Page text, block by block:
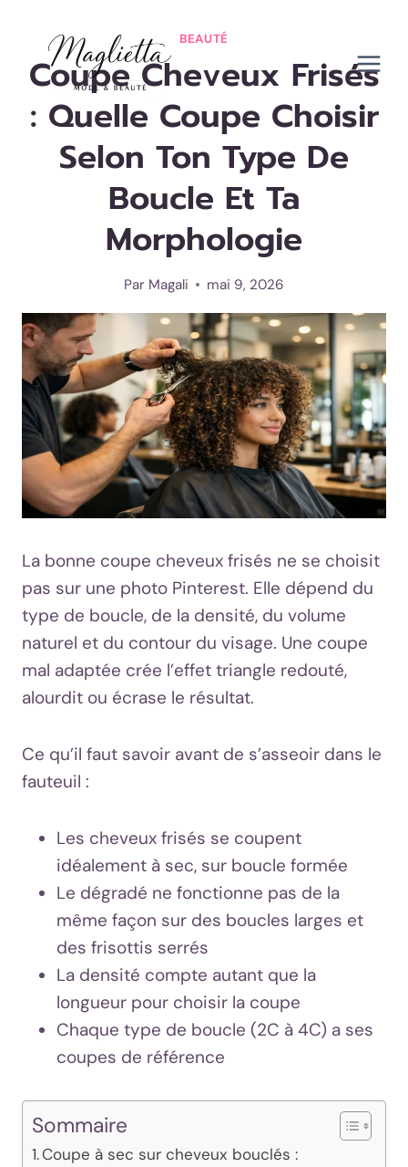
contenu
BEAUTÉ
Coupe Cheveux Frisés
: Quelle Coupe Choisir
Selon Ton Type De
Boucle Et Ta
Morphologie
Par Magali mai 9, 2026
La bonne coupe cheveux frisés ne se choisit
pas sur une photo Pinterest. Elle dépend du
type de boucle, de la densité, du volume
naturel et du contour du visage. Une coupe
mal adaptée crée l’effet triangle redouté,
alourdit ou écrase le résultat.
Ce qu’il faut savoir avant de s’asseoir dans le
fauteuil :
Les cheveux frisés se coupent
idéalement à sec, sur boucle formée
Le dégradé ne fonctionne pas de la
même façon sur des boucles larges et
des frisottis serrés
La densité compte autant que la
longueur pour choisir la coupe
Chaque type de boucle (2C à 4C) a ses
coupes de référence
Sommaire
Coupe à sec sur cheveux bouclés :